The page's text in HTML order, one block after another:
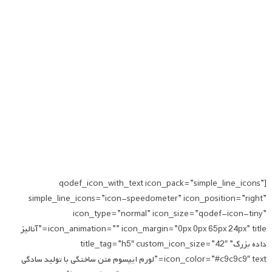
[qodef_icon_with_text icon_pack=”simple_line_icons”
simple_line_icons=”icon-speedometer” icon_position=”right”
icon_type=”normal” icon_size=”qodef-icon-tiny”
icon_animation=”” icon_margin=”0px 0px 65px 24px” title=”آنالیز
داده بزرگ” title_tag=”h5″ custom_icon_size=”42″
icon_color=”#c9c9c9″ text=”لورم ایپسوم متن ساختگی با تولید سادگی